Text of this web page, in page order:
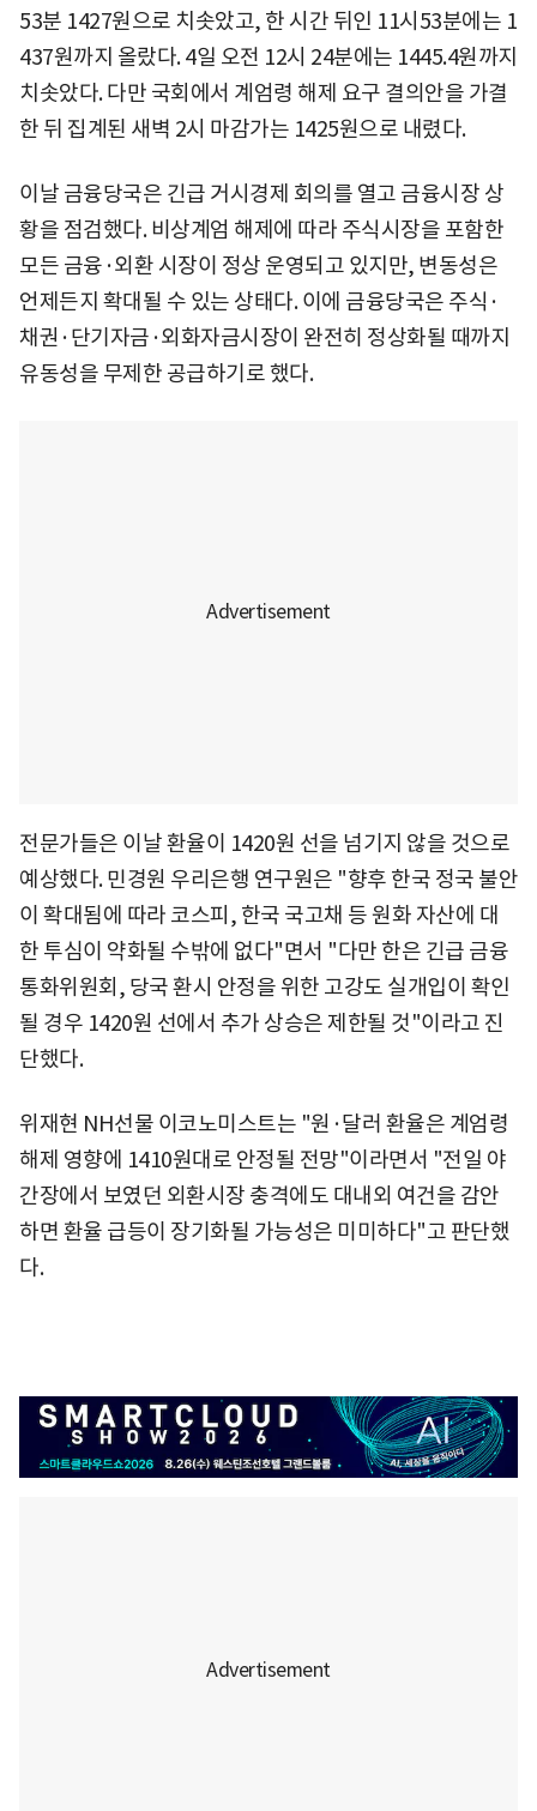
53분 1427원으로 치솟았고, 한 시간 뒤인 11시53분에는 1
437원까지 올랐다. 4일 오전 12시 24분에는 1445.4원까지
치솟았다. 다만 국회에서 계엄령 해제 요구 결의안을 가결
한 뒤 집계된 새벽 2시 마감가는 1425원으로 내렸다.
이날 금융당국은 긴급 거시경제 회의를 열고 금융시장 상
황을 점검했다. 비상계엄 해제에 따라 주식시장을 포함한
모든 금융·외환 시장이 정상 운영되고 있지만, 변동성은
언제든지 확대될 수 있는 상태다. 이에 금융당국은 주식·
채권·단기자금·외화자금시장이 완전히 정상화될 때까지
유동성을 무제한 공급하기로 했다.
전문가들은 이날 환율이 1420원 선을 넘기지 않을 것으로
예상했다. 민경원 우리은행 연구원은 "향후 한국 정국 불안
이 확대됨에 따라 코스피, 한국 국고채 등 원화 자산에 대
한 투심이 약화될 수밖에 없다"면서 "다만 한은 긴급 금융
통화위원회, 당국 환시 안정을 위한 고강도 실개입이 확인
될 경우 1420원 선에서 추가 상승은 제한될 것"이라고 진
단했다.
위재현 NH선물 이코노미스트는 "원·달러 환율은 계엄령
해제 영향에 1410원대로 안정될 전망"이라면서 "전일 야
간장에서 보였던 외환시장 충격에도 대내외 여건을 감안
하면 환율 급등이 장기화될 가능성은 미미하다"고 판단했
다.